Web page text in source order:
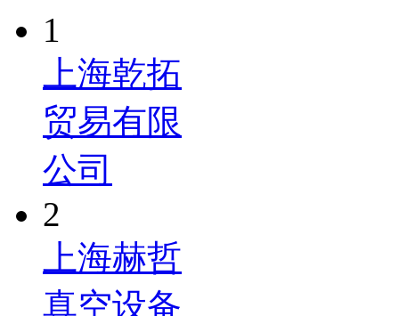
1
上海乾拓
贸易有限
公司
2
上海赫哲
真空设备